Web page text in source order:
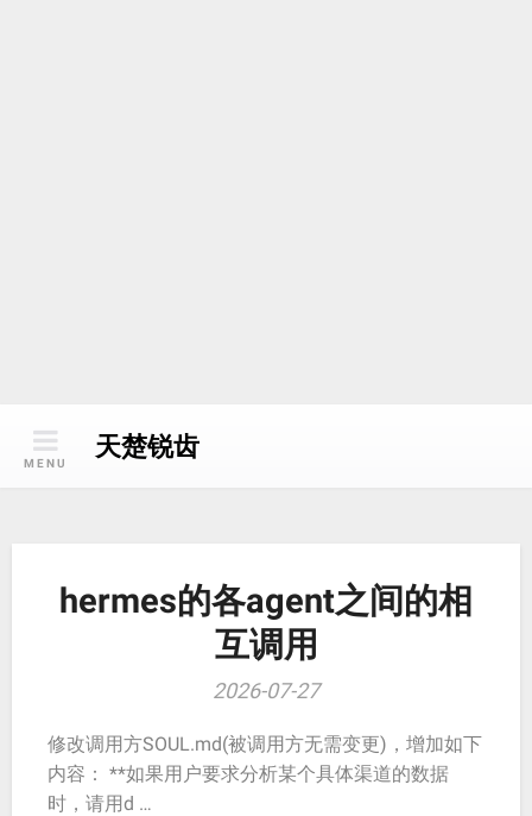
天楚锐齿
MENU
hermes的各agent之间的相
互调用
2026-07-27
修改调用方SOUL.md(被调用方无需变更)，增加如下
内容： **如果用户要求分析某个具体渠道的数据
时，请用d …